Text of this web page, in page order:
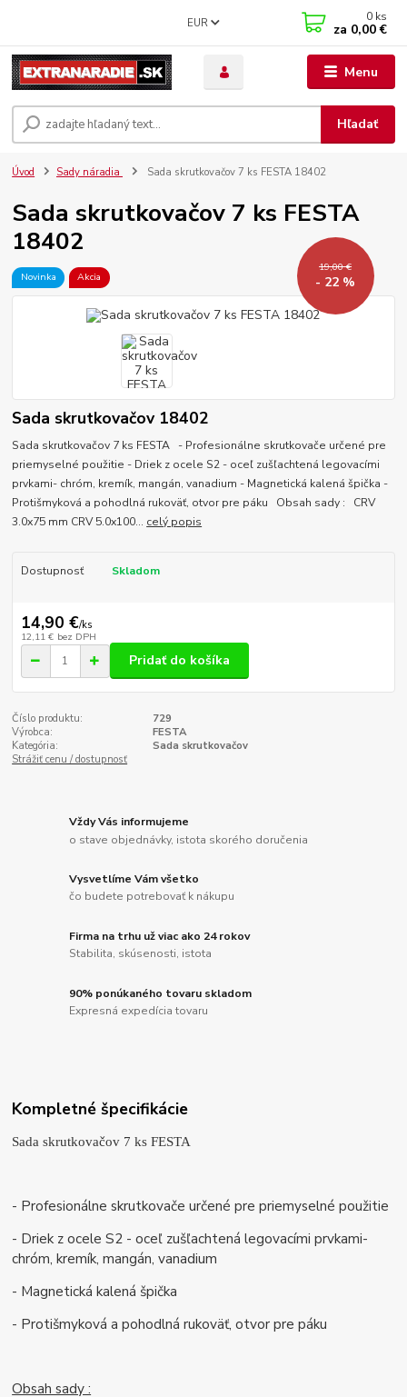
Menu
EUR
Hľadať
0 ks
za 0,00 €
Úvod Sady náradia Sada skrutkovačov 7 ks FESTA 18402
Sada skrutkovačov 7 ks FESTA
18402
Novinka Akcia
19,00 €
- 22 %
Sada skrutkovačov 18402
Sada skrutkovačov 7 ks FESTA - Profesionálne skrutkovače určené pre
priemyselné použitie - Driek z ocele S2 - oceľ zušľachtená legovacími
prvkami- chróm, kremík, mangán, vanadium - Magnetická kalená špička -
Protišmyková a pohodlná rukoväť, otvor pre páku Obsah sady : CRV
3.0x75 mm CRV 5.0x100... celý popis
Dostupnosť Skladom
14,90 €/ks
12,11 € bez DPH
Pridať do košíka
Číslo produktu:
729
Výrobca:
FESTA
Kategória:
Sada skrutkovačov
Strážiť cenu / dostupnosť
Vždy Vás informujeme
o stave objednávky, istota skorého doručenia
Vysvetlíme Vám všetko
čo budete potrebovať k nákupu
Firma na trhu už viac ako 24 rokov
Stabilita, skúsenosti, istota
90% ponúkaného tovaru skladom
Expresná expedícia tovaru
Kompletné špecifikácie
Sada skrutkovačov 7 ks FESTA
- Profesionálne skrutkovače určené pre priemyselné použitie
- Driek z ocele S2 - oceľ zušľachtená legovacími prvkami-
chróm, kremík, mangán, vanadium
- Magnetická kalená špička
- Protišmyková a pohodlná rukoväť, otvor pre páku
Obsah sady :